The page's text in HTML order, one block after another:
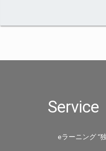
Service
eラーニング “